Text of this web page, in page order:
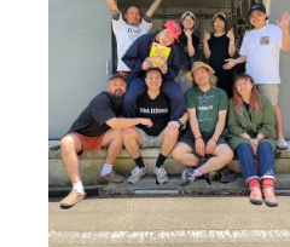
すので、楽しみにお待ちく
ださい！引き続き
AMAKUSA SONAR BEER
をよろしくお願い致しま
す。AMAKUSA SONAR
BEER代表 荒木信也
ければ、会社役員などでも
ありませんww！！！じゃあ
何か？私自身ブルワリーと
クラフトビール専門店が協
力体制を持つことは、相互
の技術・知識向上のために
とても大事なことだと感じ